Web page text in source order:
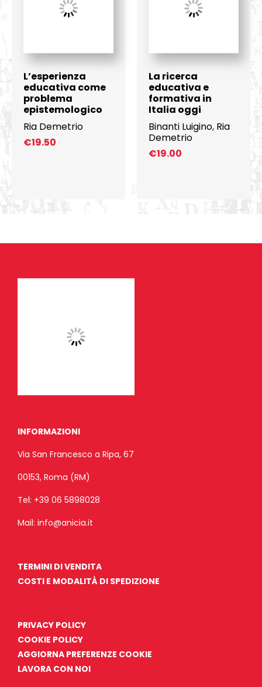
L’esperienza
educativa come
problema
epistemologico
Ria Demetrio
€19.50
La ricerca
educativa e
formativa in
Italia oggi
Binanti Luigino, Ria
Demetrio
€19.00
INFORMAZIONI
Via San Francesco a Ripa, 67
00153, Roma (RM)
Tel: +39 06 5898028
Mail: info@anicia.it
TERMINI DI VENDITA
COSTI E MODALITÀ DI SPEDIZIONE
PRIVACY POLICY
COOKIE POLICY
AGGIORNA PREFERENZE COOKIE
LAVORA CON NOI